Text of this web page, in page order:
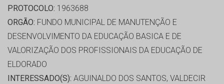
PROTOCOLO: 1963688
ORGÃO: FUNDO MUNICIPAL DE MANUTENÇÃO E
DESENVOLVIMENTO DA EDUCAÇÃO BASICA E DE
VALORIZAÇÃO DOS PROFISSIONAIS DA EDUCAÇÃO DE
ELDORADO
INTERESSADO(S): AGUINALDO DOS SANTOS, VALDECIR